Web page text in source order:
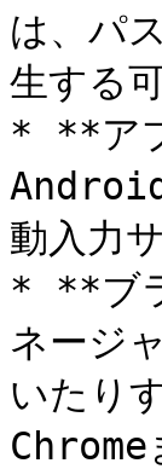
は、パ
生する
* **ア
Android
動入力
* **ブ
ネージ
いたり